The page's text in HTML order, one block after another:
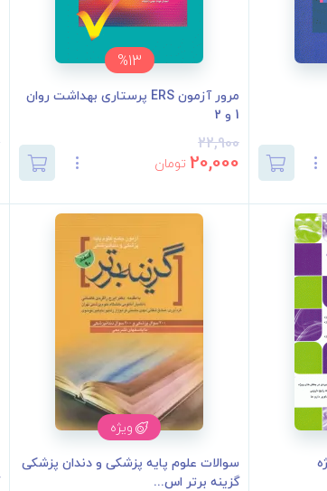
%13
مرور آزمون ERS پرستاری بهداشت روان
1 و 2
22,900
20,000 تومان
ویژه
سوالات علوم پایه پزشکی و دندان پزشکی
گزینه برتر اس...